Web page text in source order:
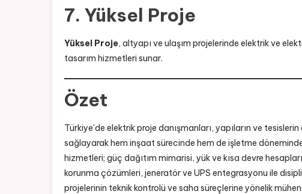
7. Yüksel Proje
Yüksel Proje, altyapı ve ulaşım projelerinde elektrik ve
tasarım hizmetleri sunar.
Özet
Türkiye’de elektrik proje danışmanları, yapıların ve
sağlayarak hem inşaat sürecinde hem de işletme
hizmetleri; güç dağıtım mimarisi, yük ve kısa devre
korunma çözümleri, jeneratör ve UPS entegrasyonu ile
projelerinin teknik kontrolü ve saha süreçlerine yönelik